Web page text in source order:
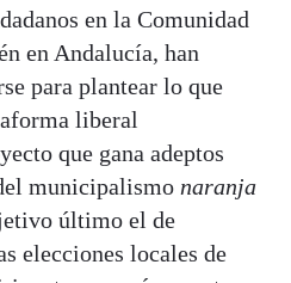
en la Comunidad
en Andalucía, han
para plantear lo que
liberal
que gana adeptos
municipalismo naranja
último el de
elecciones locales de